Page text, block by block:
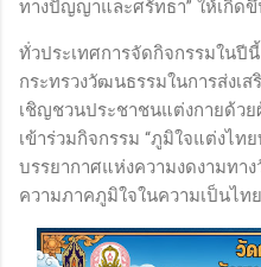
ทางปัญญาและศรัทธา” ให้เกิด
ทั่วประเทศการจัดกิจกรรมในปี
กระทรวงวัฒนธรรมในการส่งเ
เชิญชวนประชาชนแต่งกายด้วย
เข้าร่วมกิจกรรม “ภูมิใจแต่งไท
บรรยากาศแห่งความงดงามท
ความภาคภูมิใจในความเป็นไทย